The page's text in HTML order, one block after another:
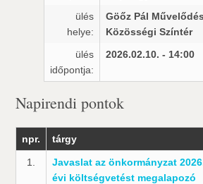
ülés
helye:
Göőz Pál
Közösségi Színtér
ülés
időpontja:
2026.02.10. - 14:00
Napirendi pontok
npr. tárgy
1.
Javaslat az önkormányzat
évi költségvetést megalapozó